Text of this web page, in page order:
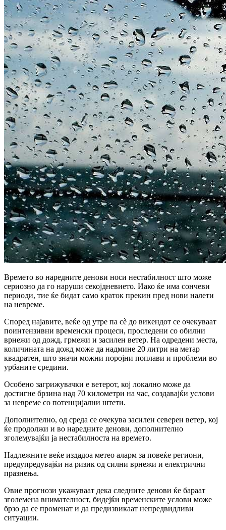
Времето во наредните денови носи нестабилност што може
сериозно да го наруши секојдневието. Иако ќе има сончеви
периоди, тие ќе бидат само краток прекин пред нови налети
на невреме.
Според најавите, веќе од утре па сè до викендот се очекуваат
поинтензивни временски процеси, проследени со обилни
врнежи од дожд, грмежи и засилен ветер. На одредени места,
количината на дожд може да надмине 20 литри на метар
квадратен, што значи можни поројни поплави и проблеми во
урбаните средини.
Особено загрижувачки е ветерот, кој локално може да
достигне брзина над 70 километри на час, создавајќи услови
за невреме со потенцијални штети.
Дополнително, од среда се очекува засилен северен ветер, кој
ќе продолжи и во наредните денови, дополнително
зголемувајќи ја нестабилноста на времето.
Надлежните веќе издадоа метео аларм за повеќе региони,
предупредувајќи на ризик од силни врнежи и електрични
празнења.
Овие прогнози укажуваат дека следните денови ќе бараат
зголемена внимателност, бидејќи временските услови може
брзо да се променат и да предизвикаат непредвидливи
ситуации.